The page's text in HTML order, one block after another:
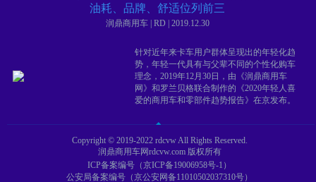
油耗、品牌、舒适位列前三
润鼎商用车 | RD | 2019.12.30
针对近年来卡车用户群体呈现出的年轻化趋
势，年轻一代具有与父辈不同的个性化购车
理念，2019年12月30日，由《润鼎商用车
网》和罗兰贝格联合制作的《2020年轻人喜
爱的商用车和零部件趋势报告》在京发布。
Copyright © 2019-2022 rdcvw All Rights Reserved.
润鼎商用车网rdcvw.com 版权所有
ICP备案编号（京ICP备19006958号-1）
公安局备案编号（京公安网备11010502037310号）